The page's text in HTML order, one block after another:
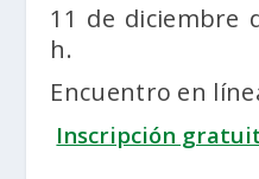
11 de diciembre
h.
Encuentro en
Inscripción